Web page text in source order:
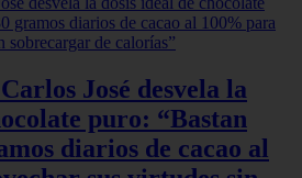
José desvela la
puro: “Bastan
diarios de cacao al